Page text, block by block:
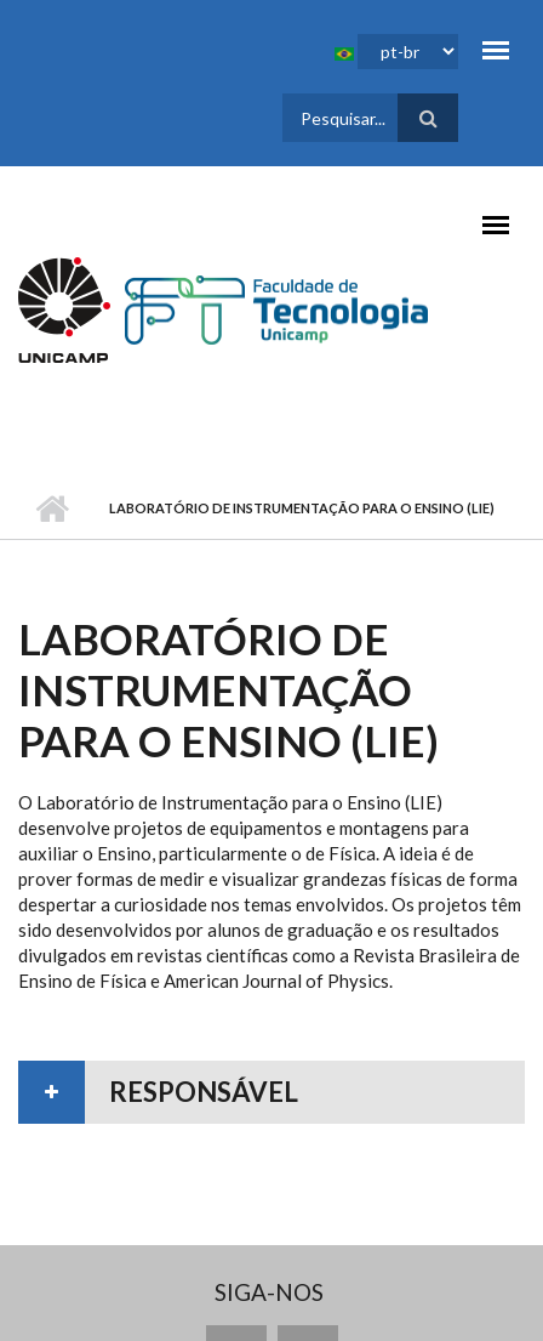
FORMULÁRIO
DE BUSCA
LABORATÓRIO DE INSTRUMENTAÇÃO PARA O ENSINO (LIE)
LABORATÓRIO DE
INSTRUMENTAÇÃO
PARA O ENSINO (LIE)
O Laboratório de Instrumentação para o Ensino (LIE)
desenvolve projetos de equipamentos e montagens para
auxiliar o Ensino, particularmente o de Física. A ideia é de
prover formas de medir e visualizar grandezas físicas de forma
despertar a curiosidade nos temas envolvidos. Os projetos têm
sido desenvolvidos por alunos de graduação e os resultados
divulgados em revistas científicas como a Revista Brasileira de
Ensino de Física e American Journal of Physics.
RESPONSÁVEL
SIGA-NOS